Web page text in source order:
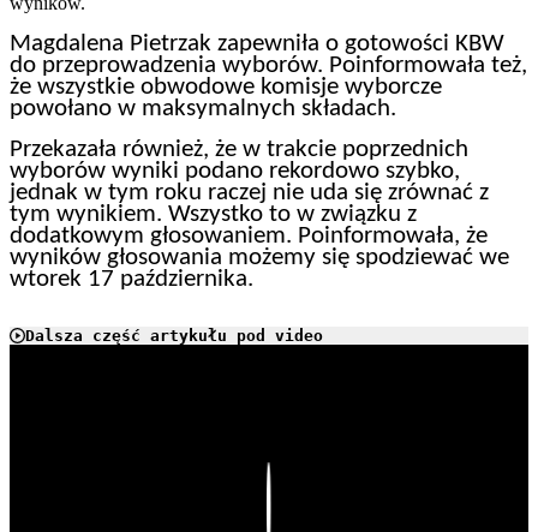
Magdalena Pietrzak zapewniła o gotowości KBW
do przeprowadzenia wyborów. Poinformowała też,
że wszystkie obwodowe komisje wyborcze
powołano w maksymalnych składach.
Przekazała również, że w trakcie poprzednich
wyborów wyniki podano rekordowo szybko,
jednak w tym roku raczej nie uda się zrównać z
tym wynikiem. Wszystko to w związku z
dodatkowym głosowaniem. Poinformowała, że
wyników głosowania możemy się spodziewać we
wtorek 17 października.
Dalsza część artykułu pod video